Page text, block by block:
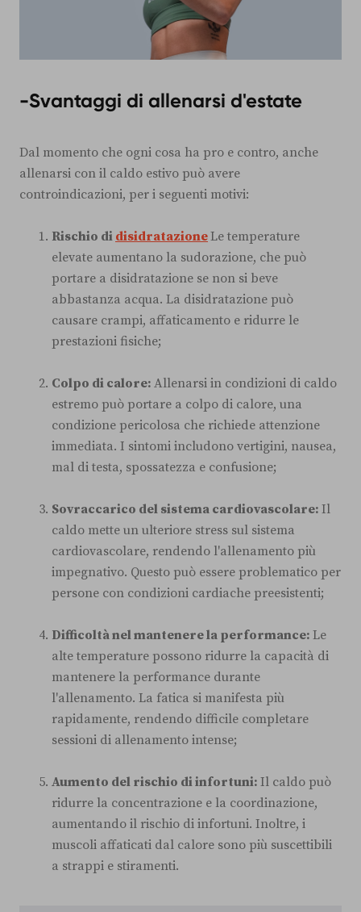
-Svantaggi di allenarsi d'estate
Dal momento che ogni cosa ha pro e contro, anche
allenarsi con il caldo estivo può avere
controindicazioni, per i seguenti motivi:
Rischio di disidratazioneLe temperature
elevate aumentano la sudorazione, che può
portare a disidratazione se non si beve
abbastanza acqua. La disidratazione può
causare crampi, affaticamento e ridurre le
prestazioni fisiche;
Colpo di calore: Allenarsi in condizioni di caldo
estremo può portare a colpo di calore, una
condizione pericolosa che richiede attenzione
immediata. I sintomi includono vertigini, nausea,
mal di testa, spossatezza e confusione;
Sovraccarico del sistema cardiovascolare: Il
caldo mette un ulteriore stress sul sistema
cardiovascolare, rendendo l'allenamento più
impegnativo. Questo può essere problematico per
persone con condizioni cardiache preesistenti;
Difficoltà nel mantenere la performance: Le
alte temperature possono ridurre la capacità di
mantenere la performance durante
l'allenamento. La fatica si manifesta più
rapidamente, rendendo difficile completare
sessioni di allenamento intense;
Aumento del rischio di infortuni: Il caldo può
ridurre la concentrazione e la coordinazione,
aumentando il rischio di infortuni. Inoltre, i
muscoli affaticati dal calore sono più suscettibili
a strappi e stiramenti.